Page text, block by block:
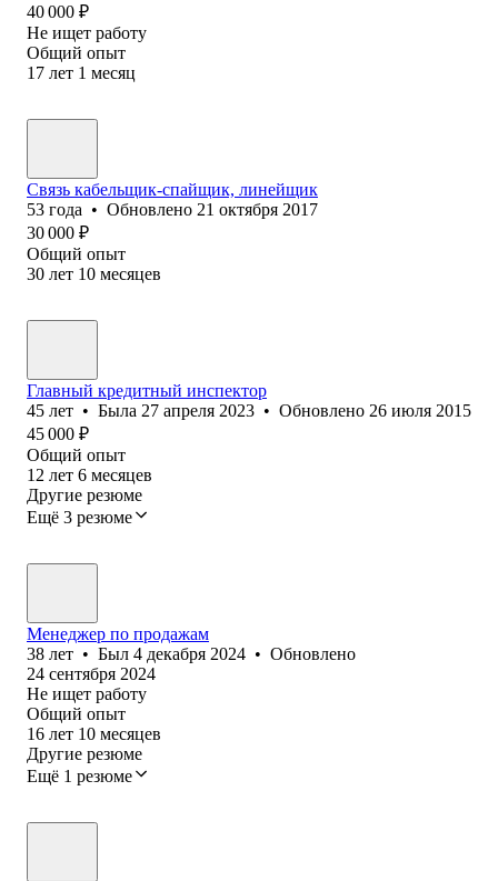
40 000 ₽
Не ищет работу
Общий опыт
17 лет 1 месяц
Связь кабельщик-спайщик, линейщик
53 года • Обновлено 21 октября 2017
30 000 ₽
Общий опыт
30 лет 10 месяцев
Главный кредитный инспектор
45 лет • Была 27 апреля 2023 • Обновлено 26 июля 2015
45 000 ₽
Общий опыт
12 лет 6 месяцев
Другие резюме
Ещё 3 резюме
Менеджер по продажам
38 лет • Был 4 декабря 2024 • Обновлено
24 сентября 2024
Не ищет работу
Общий опыт
16 лет 10 месяцев
Другие резюме
Ещё 1 резюме